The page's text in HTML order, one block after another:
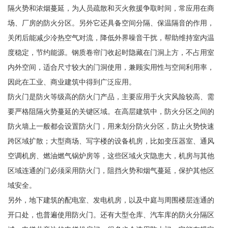
隔火势和浓烟蔓延，为人员疏散和灭火救援争取时间，常应用在商
场、厂房的防火分区。另外它还具备空间分隔、保温隔音的作用，
关闭后能减少冷热空气对流，降低外界噪音干扰，帮助维持室内温
度稳定，节约能源。钢质卷帘门收起时隐藏在门洞上方，不占用室
内外空间，适合尺寸较大的门洞使用，兼顾实用性与空间利用率，
因此在工业、商业建筑中得到广泛应用。
防火门是防火等级高的防火门产品，主要应用于火灾风险较高、需
要严格阻隔火势蔓延的关键区域。在高层建筑中，防火分区之间的
防火墙上一般都会设置防火门，用来划分防火分区，防止火势快速
跨区域扩散；大型商场、写字楼的设备机房，比如变压器室、通风
空调机房、燃油燃气锅炉房等，这些区域火灾隐患大，机房与其他
区域连通的门必须采用防火门，阻挡火势和烟气蔓延，保护其他区
域安全。
另外，地下建筑的配电室、发电机房，以及中庭与周围楼层连通的
开口处，也普遍使用防火门。还有大型仓库、汽车库的防火分隔区